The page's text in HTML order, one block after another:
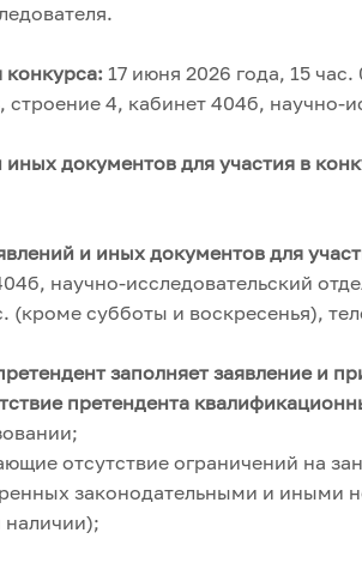
конкурса: 17 июня 2026 года, 15
строение 4, кабинет 404б, научно-
документов для участия в
и иных документов для
научно-исследовательский
(кроме субботы и воскресенья),
заполняет заявление и
претендента
отсутствие ограничений на
законодательными и иными